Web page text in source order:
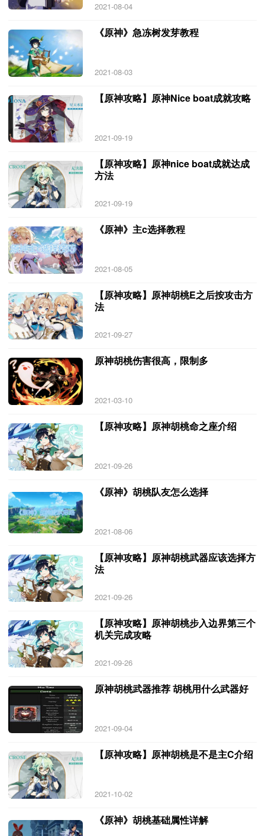
2021-08-04
《原神》急冻树发芽教程
2021-08-03
【原神攻略】原神Nice boat成就攻略
2021-09-19
【原神攻略】原神nice boat成就达成
方法
2021-09-19
《原神》主c选择教程
2021-08-05
【原神攻略】原神胡桃E之后按攻击方
法
2021-09-27
原神胡桃伤害很高，限制多
2021-03-10
【原神攻略】原神胡桃命之座介绍
2021-09-26
《原神》胡桃队友怎么选择
2021-08-06
【原神攻略】原神胡桃武器应该选择方
法
2021-09-26
【原神攻略】原神胡桃步入边界第三个
机关完成攻略
2021-09-26
原神胡桃武器推荐 胡桃用什么武器好
2021-09-04
【原神攻略】原神胡桃是不是主C介绍
2021-10-02
《原神》胡桃基础属性详解